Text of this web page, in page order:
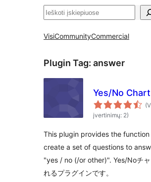
Paieška
VisiCommunityCommercial
Plugin Tag: answer
Yes/No Chart
įvertinimų: 2)
This plugin provides the
create a set of questions to
"yes / no (/or other)". Yes/Noチ
れるプラグインです。